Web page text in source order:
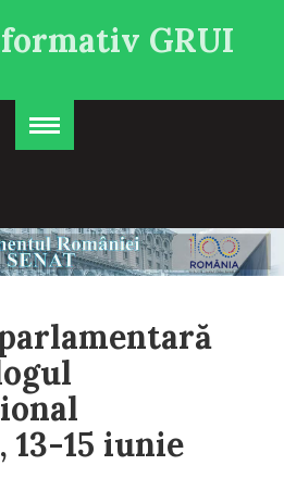
GRUI
13-15 iunie